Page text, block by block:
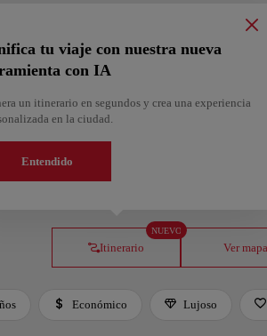
¿Quieres más ideas? Obtén un itinerario
Itinerario
NUEVO
tu viaje con nuestra nueva
con IA
un itinerario en segundos y crea una experiencia
en la ciudad.
Entendido
Ver mapa
Económico Lujoso